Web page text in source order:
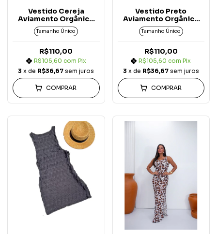
Vestido Cereja
Aviamento Orgânico
Exalta
Tamanho Único
R$110,00
R$105,60 com Pix
3 x de R$36,67 sem juros
COMPRAR
Vestido Preto
Aviamento Orgânico
Exalta
Tamanho Único
R$110,00
R$105,60com Pix
3 x de R$36,67 sem juros
COMPRAR